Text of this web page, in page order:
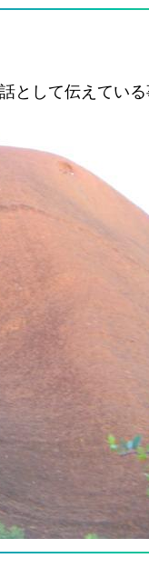
して伝えてい